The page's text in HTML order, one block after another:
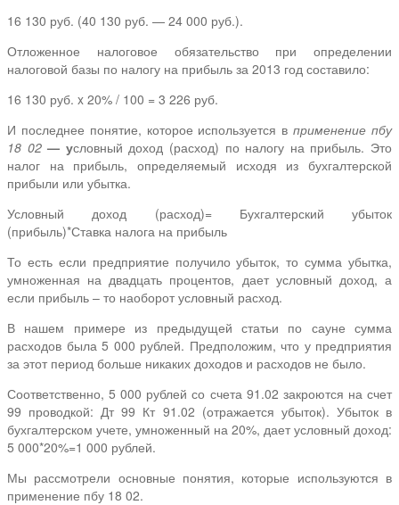
16 130 руб. (40 130 руб. — 24 000 руб.).
Отложенное налоговое обязательство при определении
налоговой базы по налогу на прибыль за 2013 год составило:
16 130 руб. x 20% / 100 = 3 226 руб.
И последнее понятие, которое используется вприменение пбу
18 02— условный доход (расход) по налогу на прибыль. Это
налог на прибыль, определяемый исходя из бухгалтерской
прибыли или убытка.
Условный доход (расход)= Бухгалтерский убыток
(прибыль)*Ставка налога на прибыль
То есть если предприятие получило убыток, то сумма убытка,
умноженная на двадцать процентов, дает условный доход, а
если прибыль – то наоборот условный расход.
В нашем примере из предыдущей статьи по сауне сумма
расходов была 5 000 рублей. Предположим, что у предприятия
за этот период больше никаких доходов и расходов не было.
Соответственно, 5 000 рублей со счета 91.02 закроются на счет
99 проводкой: Дт 99 Кт 91.02 (отражается убыток). Убыток в
бухгалтерском учете, умноженный на 20%, дает условный доход:
5 000*20%=1 000 рублей.
Мы рассмотрели основные понятия, которые используются в
применение пбу 18 02.